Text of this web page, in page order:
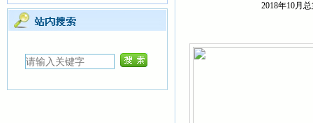
2018年10月